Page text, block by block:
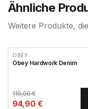
Ähnliche
Weitere Produkte,
OBEY
Obey Hardwork Denim
110,00€
94,90 €